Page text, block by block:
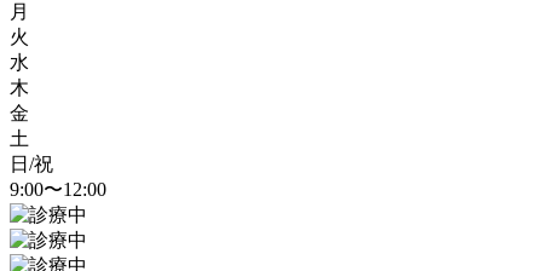
月
火
水
木
金
土
日/祝
9:00〜12:00